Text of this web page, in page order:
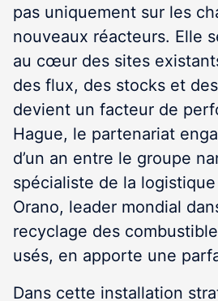
pas uniquement sur les
nouveaux réacteurs. Elle
au cœur des sites
des flux, des stocks et
devient un facteur de
Hague, le partenariat
d’un an entre le groupe
spécialiste de la
Orano, leader mondial
recyclage des
usés, en apporte une
Dans cette installation